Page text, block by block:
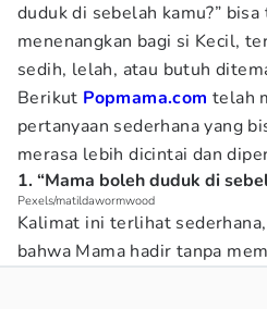
duduk di sebelah kamu?”
menenangkan bagi si Kecil,
sedih, lelah, atau butuh
Berikut Popmama.comtelah
pertanyaan sederhana yang
merasa lebih dicintai dan
1. “Mama boleh duduk di
Pexels/matildawormwood
Kalimat ini terlihat
bahwa Mama hadir tanpa